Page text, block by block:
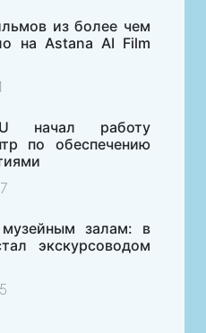
из более чем
на Astana AI Film
начал работу
по обеспечению
залам: в
экскурсоводом